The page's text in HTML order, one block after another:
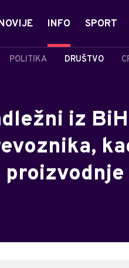
INFO
POLITIKA DRUŠTVO
SPORT
iz